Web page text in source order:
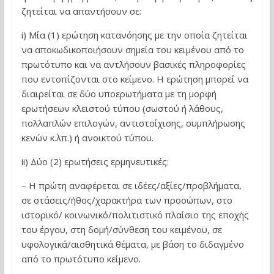
ζητείται να απαντήσουν σε:
i) Μία (1) ερώτηση κατανόησης με την οποία ζητείται
να αποκωδικοποιήσουν σημεία του κειμένου από το
πρωτότυπο και να αντλήσουν βασικές πληροφορίες
που εντοπίζονται στο κείμενο. Η ερώτηση μπορεί να
διαιρείται σε δύο υποερωτήματα με τη μορφή
ερωτήσεων κλειστού τύπου (σωστού ή λάθους,
πολλαπλών επιλογών, αντιστοίχισης, συμπλήρωσης
κενών κ.λπ.) ή ανοικτού τύπου.
ii) Δύο (2) ερωτήσεις ερμηνευτικές:
– Η πρώτη αναφέρεται σε ιδέες/αξίες/προβλήματα,
σε στάσεις/ήθος/χαρακτήρα των προσώπων, στο
ιστορικό/ κοινωνικό/πολιτιστικό πλαίσιο της εποχής
του έργου, στη δομή/σύνθεση του κειμένου, σε
υφολογικά/αισθητικά θέματα, με βάση το διδαγμένο
από το πρωτότυπο κείμενο.